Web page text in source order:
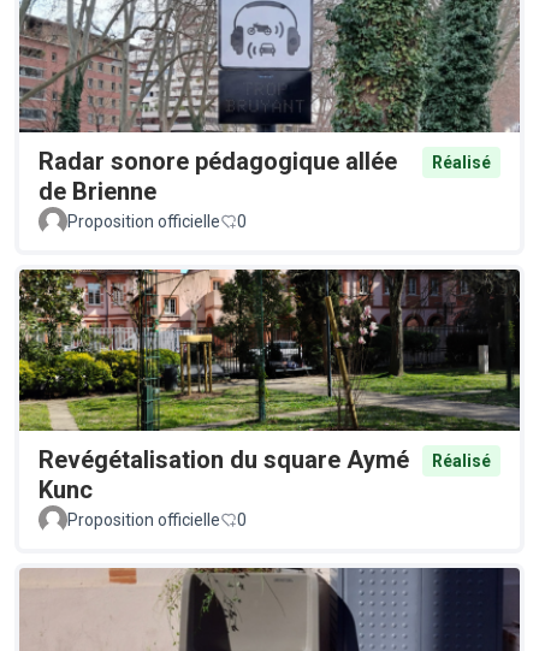
Radar sonore pédagogique allée
de Brienne
Réalisé
Proposition officielle 0
Revégétalisation du square Aymé
Kunc
Réalisé
Proposition officielle 0